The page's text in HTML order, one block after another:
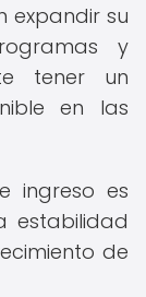
expandir su
y
tener un
en las
ingreso es
estabilidad
de